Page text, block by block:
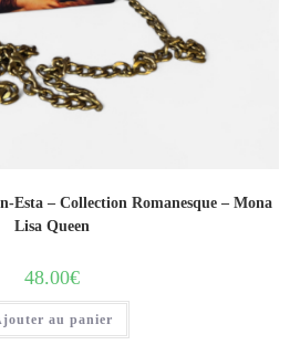
Esta – Collection Romanesque – Mona
Lisa Queen
48.00€
au panier